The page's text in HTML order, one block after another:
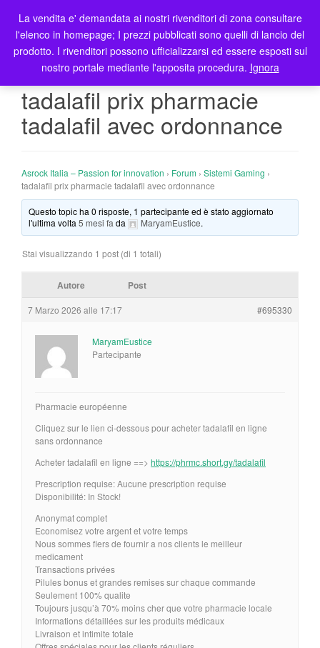
T
o
g
l
a
i
tadalafil prix pharmacie
tadalafil avec ordonnance
Asrock Italia – Passion for innovation › Forum › Sistemi Gaming ›
tadalafil prix pharmacie tadalafil avec ordonnance
Questo topic ha 0 risposte, 1 partecipante ed è stato aggiornato
l'ultima volta5 mesi fa da MaryamEustice.
Stai visualizzando 1 post (di 1 totali)
Autore Post
7 Marzo 2026 alle 17:17 #695330
MaryamEustice
Partecipante
Pharmacie européenne
Cliquez sur le lien ci-dessous pour acheter tadalafil en ligne
sans ordonnance
Acheter tadalafil en ligne ==> https://phrmc.short.gy/tadalafil
Prescription requise: Aucune prescription requise
Disponibilité: In Stock!
Anonymat complet
Economisez votre argent et votre temps
Nous sommes fiers de fournir a nos clients le meilleur
medicament
Transactions privées
Pilules bonus et grandes remises sur chaque commande
Seulement 100% qualite
Toujours jusqu’à 70% moins cher que votre pharmacie locale
Informations détaillées sur les produits médicaux
Livraison et intimite totale
La vendita e' demandata ai nostri rivenditori di zona consultare
l'elenco in homepage; I prezzi pubblicati sono quelli di lancio del
prodotto. I rivenditori possono ufficializzarsi ed essere esposti sul
nostro portale mediante l'apposita procedura. Ignora